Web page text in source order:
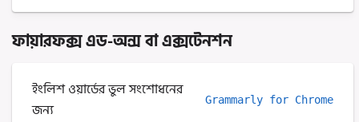
ফায়ারফক্স এড-অন্স বা এক্সটেনশন
ইংলিশ ওয়ার্ডের ভুল সংশোধনের
জন্য
Grammarly for Chrome